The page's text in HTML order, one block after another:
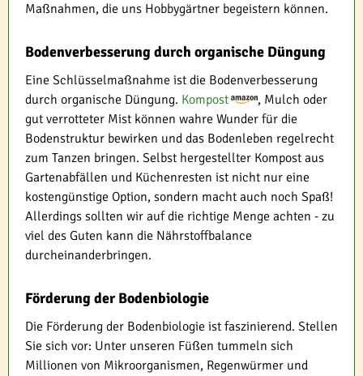
Maßnahmen, die uns Hobbygärtner begeistern können.
Bodenverbesserung durch organische Düngung
Eine Schlüsselmaßnahme ist die Bodenverbesserung
durch organische Düngung. Kompost
, Mulch oder
gut verrotteter Mist können wahre Wunder für die
Bodenstruktur bewirken und das Bodenleben regelrecht
zum Tanzen bringen. Selbst hergestellter Kompost aus
Gartenabfällen und Küchenresten ist nicht nur eine
kostengünstige Option, sondern macht auch noch Spaß!
Allerdings sollten wir auf die richtige Menge achten - zu
viel des Guten kann die Nährstoffbalance
durcheinanderbringen.
Förderung der Bodenbiologie
Die Förderung der Bodenbiologie ist faszinierend. Stellen
Sie sich vor: Unter unseren Füßen tummeln sich
Millionen von Mikroorganismen, Regenwürmer und